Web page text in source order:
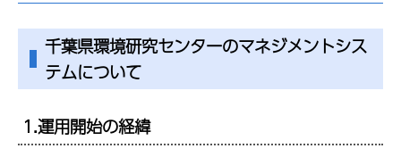
千葉県環境研究センターのマネジメントシス
テムについて
1.運用開始の経緯